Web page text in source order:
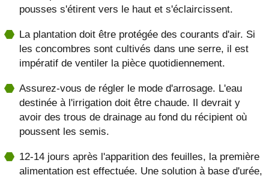
pousses s'étirent vers le haut et s'éclaircissent.
La plantation doit être protégée des courants d'air. Si
les concombres sont cultivés dans une serre, il est
impératif de ventiler la pièce quotidiennement.
Assurez-vous de régler le mode d'arrosage. L'eau
destinée à l'irrigation doit être chaude. Il devrait y
avoir des trous de drainage au fond du récipient où
poussent les semis.
12-14 jours après l'apparition des feuilles, la première
alimentation est effectuée. Une solution à base d'urée,